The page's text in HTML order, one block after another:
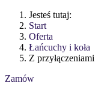
Jesteś tutaj:
Start
Oferta
Łańcuchy i koła
Z przyłączeniami
Zamów